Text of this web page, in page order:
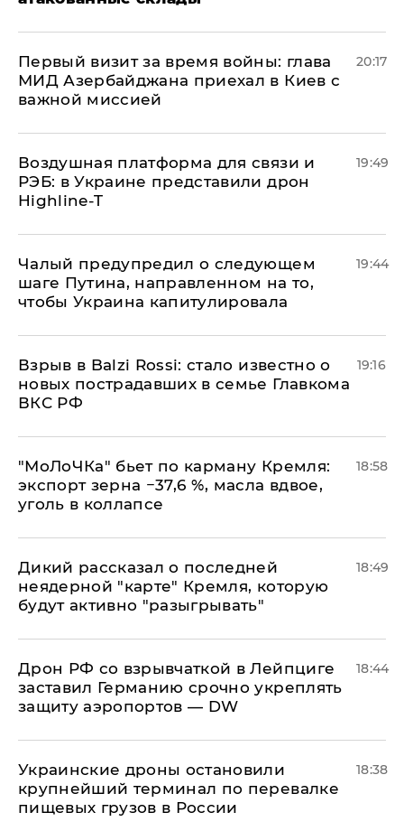
Первый визит за время войны: глава
МИД Азербайджана приехал в Киев с
важной миссией
20:17
Воздушная платформа для связи и
РЭБ: в Украине представили дрон
Highline-T
19:49
Чалый предупредил о следующем
шаге Путина, направленном на то,
чтобы Украина капитулировала
19:44
Взрыв в Balzi Rossi: стало известно о
новых пострадавших в семье Главкома
ВКС РФ
19:16
​"МоЛоЧКа" бьет по карману Кремля:
экспорт зерна −37,6 %, масла вдвое,
уголь в коллапсе
18:58
Дикий рассказал о последней
неядерной "карте" Кремля, которую
будут активно "разыгрывать"
18:49
​Дрон РФ со взрывчаткой в Лейпциге
заставил Германию срочно укреплять
защиту аэропортов — DW
18:44
Украинские дроны остановили
крупнейший терминал по перевалке
пищевых грузов в России
18:38